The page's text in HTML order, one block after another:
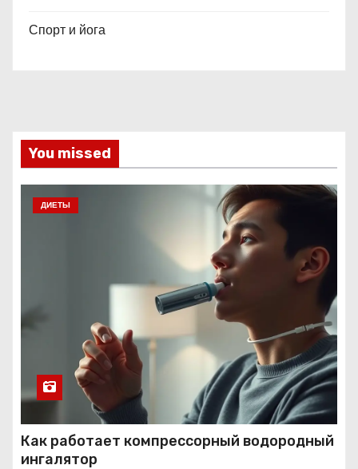
Спорт и йога
You missed
ДИЕТЫ
Как работает компрессорный водородный
ингалятор